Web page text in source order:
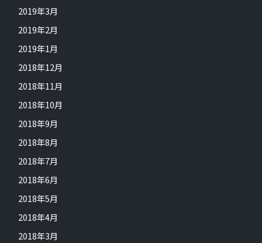
2019年3月
2019年2月
2019年1月
2018年12月
2018年11月
2018年10月
2018年9月
2018年8月
2018年7月
2018年6月
2018年5月
2018年4月
2018年3月